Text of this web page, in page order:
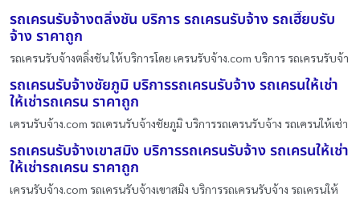
รถเครนรับจ้างตลิ่งชัน บริการ รถเครนรับจ้าง รถเฮี๊ยบรับ
จ้าง ราคาถูก
รถเครนรับจ้างตลิ่งชัน ให้บริการโดย เครนรับจ้าง.com บริการ รถเครนรับจ้า
รถเครนรับจ้างชัยภูมิ บริการรถเครนรับจ้าง รถเครนให้เช่า
ให้เช่ารถเครน ราคาถูก
เครนรับจ้าง.com รถเครนรับจ้างชัยภูมิ บริการรถเครนรับจ้าง รถเครนให้เช่า
รถเครนรับจ้างเขาสมิง บริการรถเครนรับจ้าง รถเครนให้เช่า
ให้เช่ารถเครน ราคาถูก
เครนรับจ้าง.com รถเครนรับจ้างเขาสมิง บริการรถเครนรับจ้าง รถเครนให้